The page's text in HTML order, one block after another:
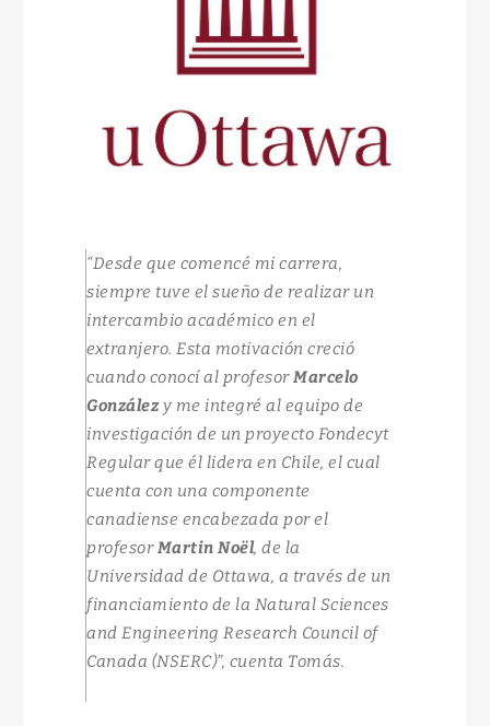
“Desde que comencé mi carrera,
siempre tuve el sueño de realizar un
intercambio académico en el
extranjero. Esta motivación creció
cuando conocí al profesorMarcelo
Gonzálezy me integré al equipo de
investigación de un proyecto Fondecyt
Regular que él lidera en Chile, el cual
cuenta con una componente
canadiense encabezada por el
profesorMartin Noël, de la
Universidad de Ottawa, a través de un
financiamiento de la Natural Sciences
and Engineering Research Council of
Canada (NSERC)”, cuenta Tomás.